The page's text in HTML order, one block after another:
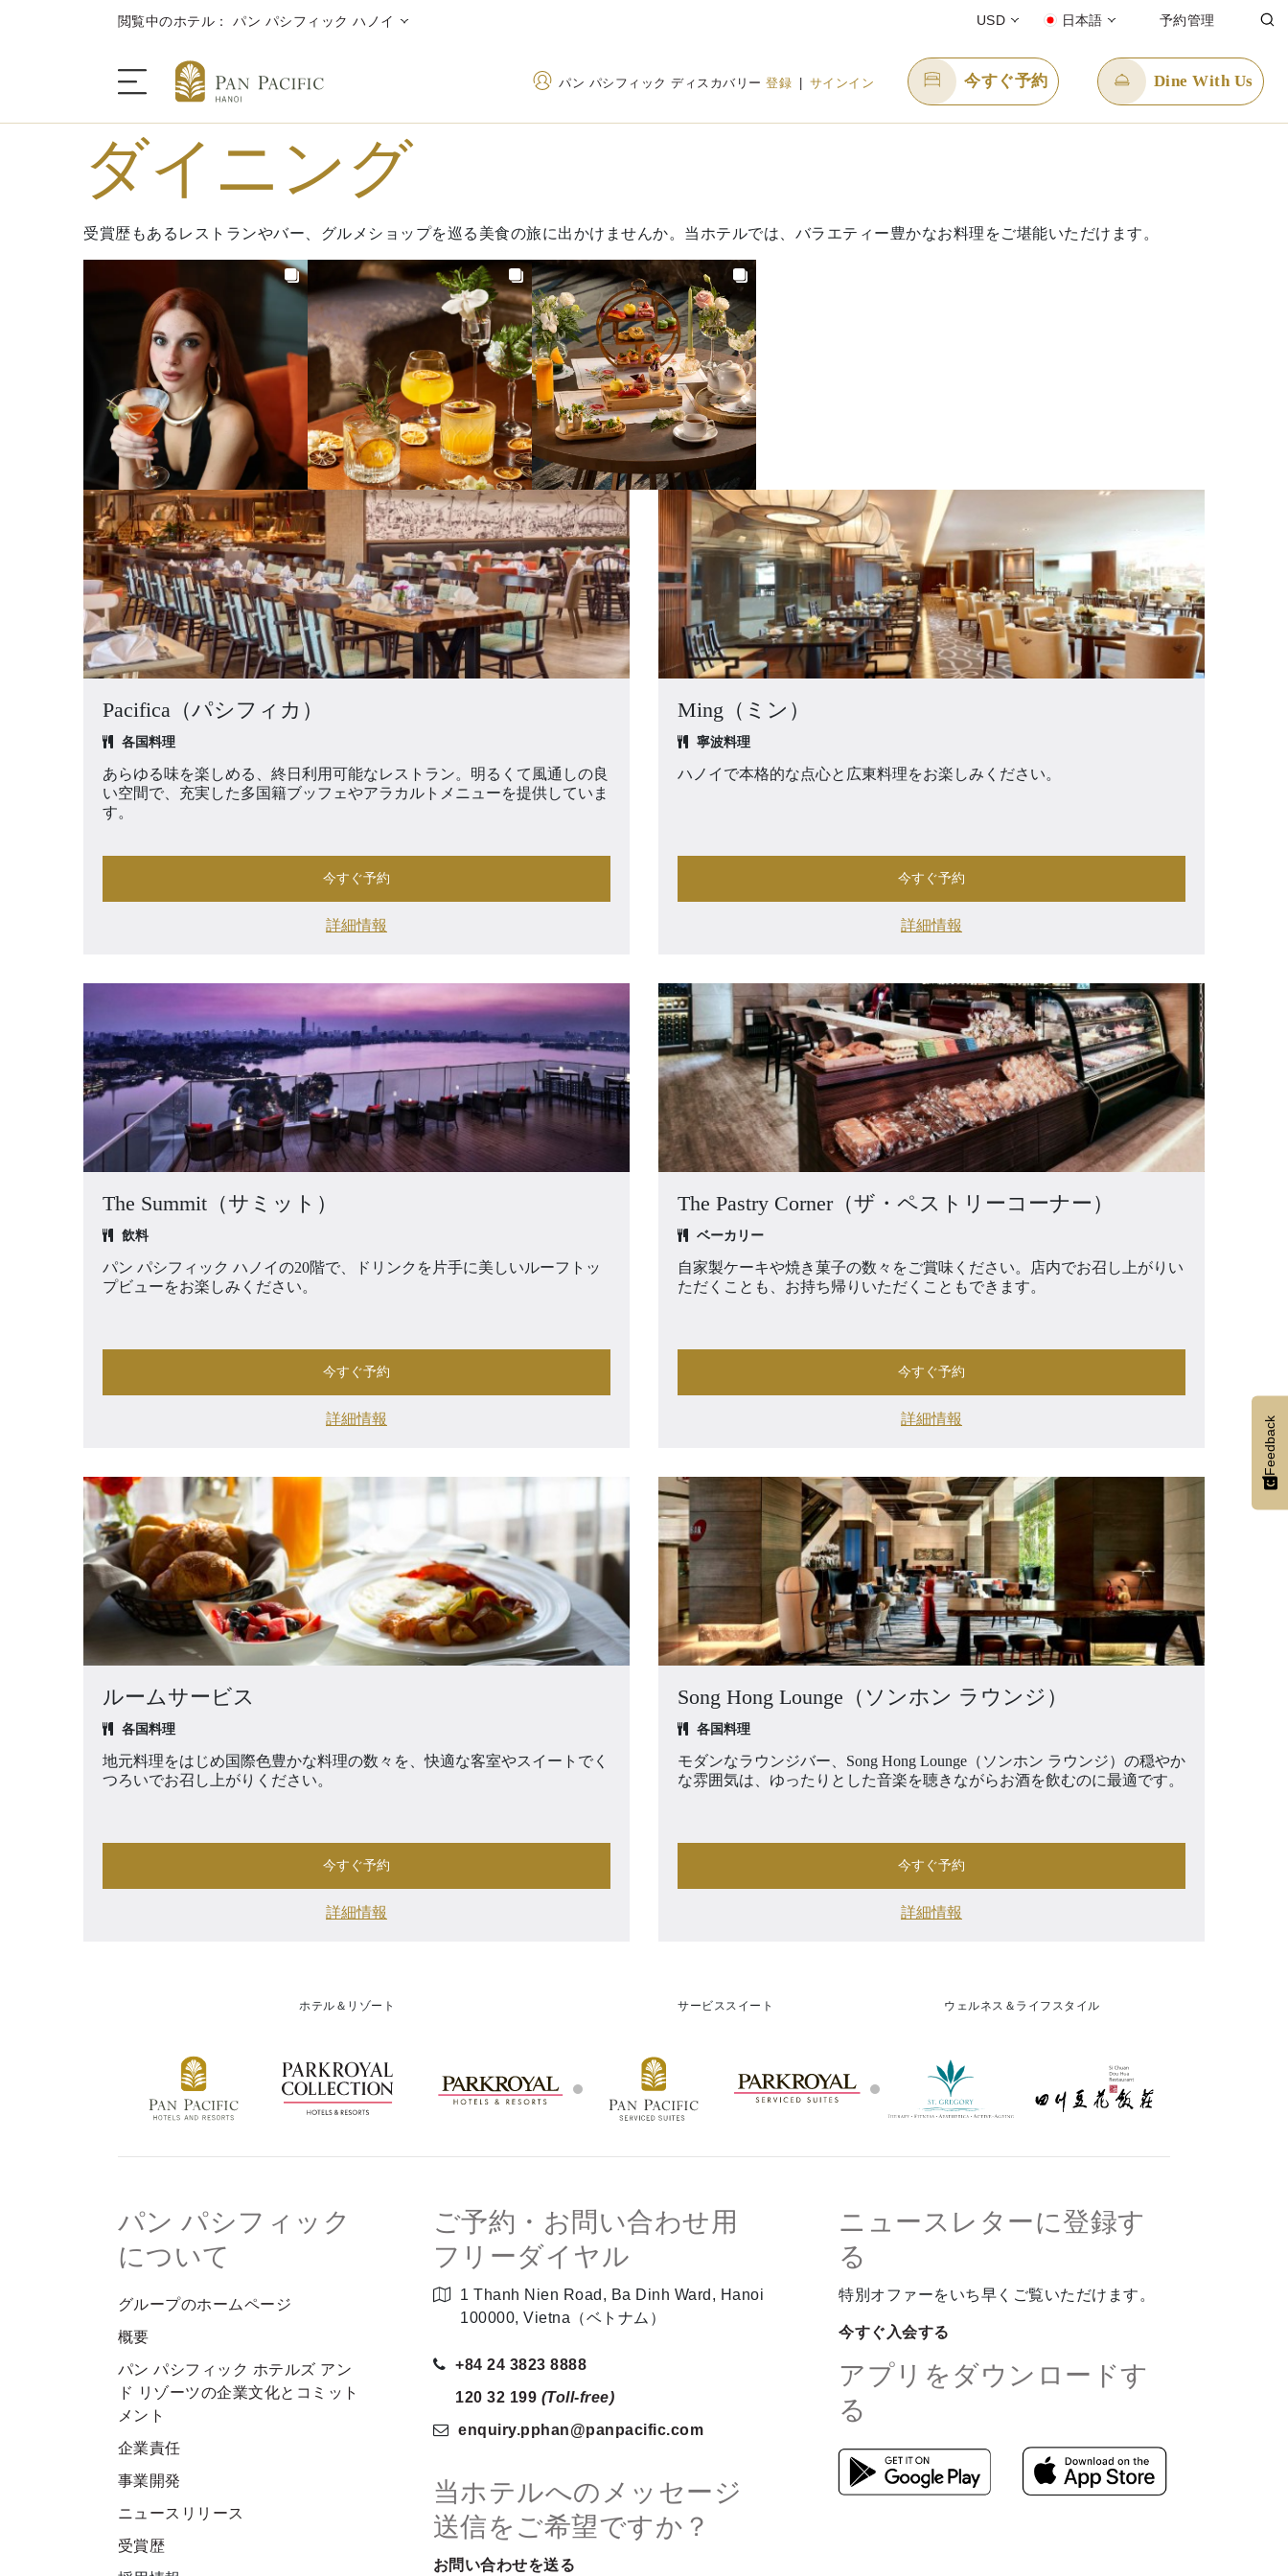
閲覧中のホテル： パン パシフィック ハノイ USD 日本語 予約管理
パン パシフィック ディスカバリー登録 | サインイン 今すぐ予約 Dine With Us
ザ・ホテル
客室＆スイートルーム
ダイニング
キャンペーン
エクスペリエンス
会議＆イベント
お祝い
パン パシフィック ディスカバリ
ー
パン パシフィック ハノイ
Dinh Ward, Hanoi 100000,
Vietna（ベトナム）
120 32 199 (Toll-free)
ダイニング
受賞歴もあるレストランやバー、グルメショップを巡る美食の旅に出かけませんか。当ホテルでは、バラエティー豊かなお料理をご堪能いただけます。
Pacifica（パシフィカ）
各国料理
あらゆる味を楽しめる、終日利用可能なレストラン。明るくて風通しの良
い空間で、充実した多国籍ブッフェやアラカルトメニューを提供していま
す。
今すぐ予約
詳細情報
Ming（ミン）
寧波料理
ハノイで本格的な点心と広東料理をお楽しみください。
今すぐ予約
詳細情報
The Summit（サミット）
飲料
パン パシフィック ハノイの20階で、ドリンクを片手に美しいルーフトッ
プビューをお楽しみください。
今すぐ予約
詳細情報
The Pastry Corner（ザ・ペストリーコーナー）
ベーカリー
自家製ケーキや焼き菓子の数々をご賞味ください。店内でお召し上がりい
ただくことも、お持ち帰りいただくこともできます。
今すぐ予約
詳細情報
ルームサービス
各国料理
地元料理をはじめ国際色豊かな料理の数々を、快適な客室やスイートでく
つろいでお召し上がりください。
今すぐ予約
詳細情報
Song Hong Lounge（ソンホン ラウンジ）
各国料理
モダンなラウンジバー、Song Hong Lounge（ソンホン ラウンジ）の穏やか
な雰囲気は、ゆったりとした音楽を聴きながらお酒を飲むのに最適です。
今すぐ予約
詳細情報
ホテル＆リゾート サービススイート ウェルネス＆ライフスタイル
パン パシフィック
について
グループのホームページ
概要
パン パシフィック ホテルズ アン
ド リゾーツの企業文化とコミット
メント
企業責任
事業開発
ニュースリリース
受賞歴
ご予約・お問い合わせ用
フリーダイヤル
1 Thanh Nien Road, Ba Dinh Ward, Hanoi
100000, Vietna（ベトナム）
+84 24 3823 8888
120 32 199 (Toll-free)
enquiry.pphan@panpacific.com
当ホテルへのメッセージ
送信をご希望ですか？
お問い合わせを送る
ニュースレターに登録す
る
特別オファーをいち早くご覧いただけます。
今すぐ入会する
アプリをダウンロードす
る
Feedback